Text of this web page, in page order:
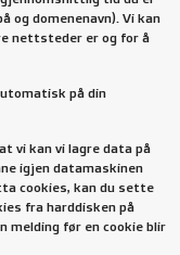
og domenenavn). Vi kan
nettsteder er og for å
på din
vi kan vi lagre data på
igjen datamaskinen
cookies, kan du sette
fra harddisken på
melding før en cookie blir